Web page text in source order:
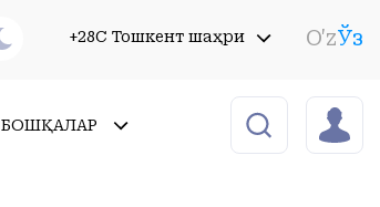
+28C Тошкент шаҳри O'zЎз
БОШҚАЛАР